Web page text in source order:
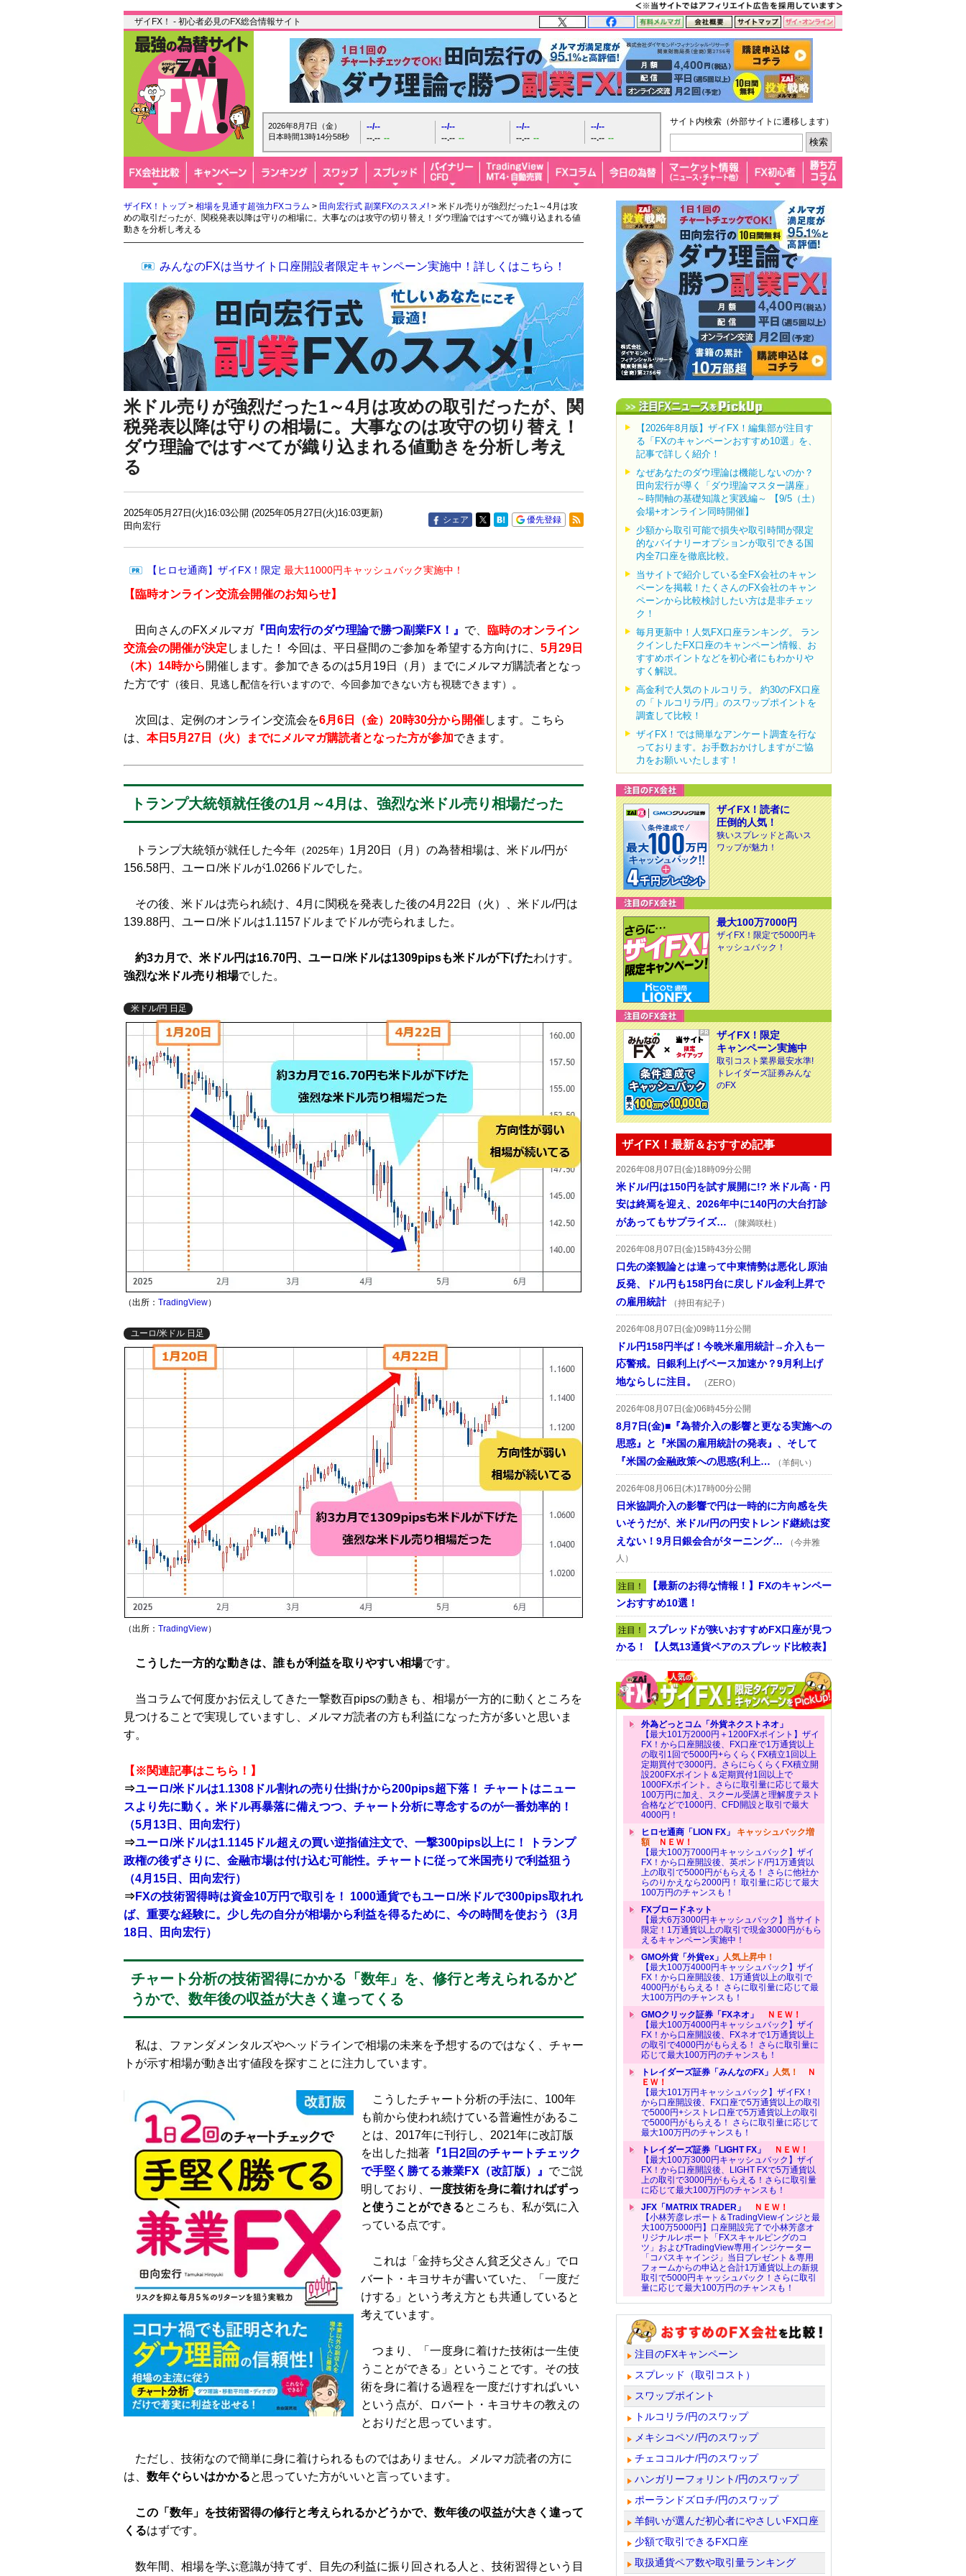
ザイFX！ - 初心者必見のFX総合情報サイト
2026年8月7日（金）
日本時間13時14分59秒
--/--
--.-- --
--/--
--.-- --
--/--
--.-- --
--/--
--.-- --
サイト内検索（外部サイトに遷移します）
ザイFX！トップ> 相場を見通す超強力FXコラム > 田向宏行式 副業FXのススメ! > 米ドル売りが強烈だった1～4月は攻
めの取引だったが、関税発表以降は守りの相場に。大事なのは攻守の切り替え！ダウ理論ではすべてが織り込まれる値
動きを分析し考える
みんなのFXは当サイト口座開設者限定キャンペーン実施中！詳しくはこちら！
米ドル売りが強烈だった1～4月は攻めの取引だったが、関
税発表以降は守りの相場に。大事なのは攻守の切り替え！
ダウ理論ではすべてが織り込まれる値動きを分析し考え
る
2025年05月27日(火)16:03公開 (2025年05月27日(火)16:03更新)
田向宏行
シェア 優先登録
【ヒロセ通商】ザイFX！限定 最大11000円キャッシュバック実施中！
【臨時オンライン交流会開催のお知らせ】
田向さんのFXメルマガ『田向宏行のダウ理論で勝つ副業FX！』 で、
臨時のオンライン
交流会の開催が決定 しました！ 今回は、平日昼間のご参加を希望する方向けに、 5月29日
（木）14時から 開催します。参加できるのは5月19日（月）までにメルマガ購読者となっ
た方です （後日、見逃し配信を行いますので、今回参加できない方も視聴できます） 。
次回は、定例のオンライン交流会を6月6日（金）20時30分から開催します。こちら
は、 本日5月27日（火）までにメルマガ購読者となった方が参加できます。
トランプ大統領就任後の1月～4月は、強烈な米ドル売り相場だった
トランプ大統領が就任した今年 （2025年） 1月20日（月）の為替相場は、米ドル/円が
156.58円、ユーロ/米ドルが1.0266ドルでした。
その後、米ドルは売られ続け、4月に関税を発表した後の4月22日（火）、米ドル/円は
139.88円、ユーロ/米ドルは1.1157ドルまでドルが売られました。
約3カ月で、米ドル円は16.70円、ユーロ/米ドルは1309pipsも米ドルが下げたわけす。
強烈な米ドル売り相場でした。
米ドル/円 日足
（出所： TradingView）
ユーロ/米ドル 日足
（出所： TradingView）
こうした一方的な動きは、誰もが利益を取りやすい相場です。
当コラムで何度かお伝えしてきた一撃数百pipsの動きも、相場が一方的に動くところを
見つけることで実現していますし、メルマガ読者の方も利益になった方が多いと思いま
す。
【※関連記事はこちら！】
⇒ユーロ/米ドルは1.1308ドル割れの売り仕掛けから200pips超下落！ チャートはニュー
スより先に動く。米ドル再暴落に備えつつ、チャート分析に専念するのが一番効率的！
（5月13日、田向宏行）
⇒ユーロ/米ドルは1.1145ドル超えの買い逆指値注文で、一撃300pips以上に！ トランプ
政権の後ずさりに、金融市場は付け込む可能性。チャートに従って米国売りで利益狙う
（4月15日、田向宏行）
⇒FXの技術習得時は資金10万円で取引を！ 1000通貨でもユーロ/米ドルで300pips取れれ
ば、重要な経験に。少し先の自分が相場から利益を得るために、今の時間を使おう（3月
18日、田向宏行）
チャート分析の技術習得にかかる「数年」を、修行と考えられるかど
うかで、数年後の収益が大きく違ってくる
私は、ファンダメンタルズやヘッドラインで相場の未来を予想するのではなく、チャー
トが示す相場が動き出す値段を探すことに注力しています。
こうしたチャート分析の手法に、100年
も前から使われ続けている普遍性があるこ
とは、2017年に刊行し、2021年に改訂版
を出した拙著 『1日2回のチャートチェック
で手堅く勝てる兼業FX（改訂版）』 でご説
明しており、 一度技術を身に着ければずっ
と使うことができるところも、私が気に入
っている点です。
これは「金持ち父さん貧乏父さん」でロ
バート・キヨサキが書いていた、「一度だ
けする」という考え方とも共通していると
考えています。
つまり、「一度身に着けた技術は一生使
うことができる」ということです。その技
術を身に着ける過程を一度だけすればいい
という点が、ロバート・キヨサキの教えの
とおりだと思っています。
ただし、技術なので簡単に身に着けられるものではありません。メルマガ読者の方に
は、 数年ぐらいはかかると思っていた方がいいと言っています。
この「数年」を技術習得の修行と考えられるかどうかで、数年後の収益が大きく違って
くるはずです。
数年間、相場を学ぶ意識が持てず、目先の利益に振り回される人と、技術習得という目
【2026年8月版】ザイFX！編集部が注目す
る「FXのキャンペーンおすすめ10選」を、
記事で詳しく紹介！
なぜあなたのダウ理論は機能しないのか？
田向宏行が導く「ダウ理論マスター講座」
～時間軸の基礎知識と実践編～ 【9/5（土）
会場+オンライン同時開催】
少額から取引可能で損失や取引時間が限定
的なバイナリーオプションが取引できる国
内全7口座を徹底比較。
当サイトで紹介している全FX会社のキャン
ペーンを掲載！たくさんのFX会社のキャン
ペーンから比較検討したい方は是非チェッ
ク！
毎月更新中！人気FX口座ランキング。 ラン
クインしたFX口座のキャンペーン情報、お
すすめポイントなどを初心者にもわかりや
すく解説。
高金利で人気のトルコリラ。 約30のFX口座
の「トルコリラ/円」のスワップポイントを
調査して比較！
ザイFX！では簡単なアンケート調査を行な
っております。お手数おかけしますがご協
力をお願いいたします！
ザイFX！読者に
圧倒的人気！
狭いスプレッドと高いス
ワップが魅力！
最大100万7000円
ザイFX！限定で5000円キ
ャッシュバック！
ザイFX！限定
キャンペーン実施中
取引コスト業界最安水準!
トレイダーズ証券みんな
のFX
ザイFX！最新＆おすすめ記事
2026年08月07日(金)18時09分公開
米ドル/円は150円を試す展開に!? 米ドル高・円
安は終焉を迎え、2026年中に140円の大台打診
があってもサプライズ…
（陳満咲杜）
2026年08月07日(金)15時43分公開
口先の楽観論とは違って中東情勢は悪化し原油
反発、ドル円も158円台に戻しドル金利上昇で
の雇用統計
（持田有紀子）
2026年08月07日(金)09時11分公開
ドル円158円半ば！今晩米雇用統計→介入も一
応警戒。日銀利上げペース加速か？9月利上げ
地ならしに注目。
（ZERO）
2026年08月07日(金)06時45分公開
8月7日(金)■『為替介入の影響と更なる実施への
思惑』と『米国の雇用統計の発表』、そして
『米国の金融政策への思惑(利上…
（羊飼い）
2026年08月06日(木)17時00分公開
日米協調介入の影響で円は一時的に方向感を失
いそうだが、米ドル/円の円安トレンド継続は変
えない！9月日銀会合がターニング…
（今井雅
人）
注目！ 【最新のお得な情報！】FXのキャンペー
ンおすすめ10選！
注目！ スプレッドが狭いおすすめFX口座が見つ
かる！ 【人気13通貨ペアのスプレッド比較表】
外為どっとコム「外貨ネクストネオ」
【最大101万2000円＋1200FXポイント】ザイ
FX！から口座開設後、FX口座で1万通貨以上
の取引1回で5000円+らくらくFX積立1回以上
定期買付で3000円。さらにらくらくFX積立開
設200FXポイント＆定期買付1回以上で
1000FXポイント。さらに取引量に応じて最大
100万円に加え、スクール受講と理解度テスト
合格などで1000円、CFD開設と取引で最大
4000円！
ヒロセ通商「LION FX」 キャッシュバック増
額ＮＥＷ！
【最大100万7000円キャッシュバック】ザイ
FX！から口座開設後、英ポンド/円1万通貨以
上の取引で5000円がもらえる！ さらに他社か
らのりかえなら2000円！ 取引量に応じて最大
100万円のチャンスも！
FXブロードネット
【最大6万3000円キャッシュバック】当サイト
限定！1万通貨以上の取引で現金3000円がもら
えるキャンペーン実施中！
GMO外貨「外貨ex」 人気上昇中！
【最大100万4000円キャッシュバック】ザイ
FX！から口座開設後、1万通貨以上の取引で
4000円がもらえる！ さらに取引量に応じて最
大100万円のチャンスも！
GMOクリック証券「FXネオ」
ＮＥＷ！
【最大100万4000円キャッシュバック】ザイ
FX！から口座開設後、FXネオで1万通貨以上
の取引で4000円がもらえる！ さらに取引量に
応じて最大100万円のチャンスも！
トレイダーズ証券「みんなのFX」 人気！
Ｎ
ＥＷ！
【最大101万円キャッシュバック】ザイFX！
から口座開設後、FX口座で5万通貨以上の取引
で5000円+シストレ口座で5万通貨以上の取引
で5000円がもらえる！ さらに取引量に応じて
最大100万円のチャンスも！
トレイダーズ証券「LIGHT FX」
ＮＥＷ！
【最大100万3000円キャッシュバック】ザイ
FX！から口座開設後、LIGHT FXで5万通貨以
上の取引で3000円がもらえる！さらに取引量
に応じて最大100万円のチャンスも！
JFX「MATRIX TRADER」
ＮＥＷ！
【小林芳彦レポート＆TradingViewインジと最
大100万5000円】口座開設完了で小林芳彦オ
リジナルレポート「FXスキャルピングのコ
ツ」およびTradingView専用インジケーター
「コバスキャインジ」当日プレゼント＆専用
フォームからの申込と合計1万通貨以上の新規
取引で5000円キャッシュバック！さらに取引
量に応じて最大100万円のチャンスも！
注目のFXキャンペーン
スプレッド（取引コスト）
スワップポイント
トルコリラ/円のスワップ
メキシコペソ/円のスワップ
チェココルナ/円のスワップ
ハンガリーフォリント/円のスワップ
ポーランドズロチ/円のスワップ
羊飼いが選んだ初心者にやさしいFX口座
少額で取引できるFX口座
取扱通貨ペア数や取引量ランキング